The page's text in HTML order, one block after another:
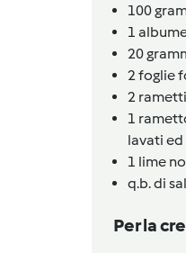
100
1
20
2foglie
2 rametti
1
lavati
1 lime
q.b.di
Per la